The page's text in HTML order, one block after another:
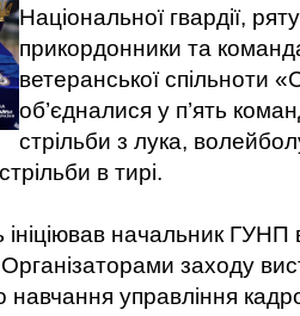
Національної гвардії,
прикордонники та команда
ветеранської спільноти
об’єдналися у п’ять
стрільби з лука,
в тирі.
начальник ГУНП в
заходу
навчання управління